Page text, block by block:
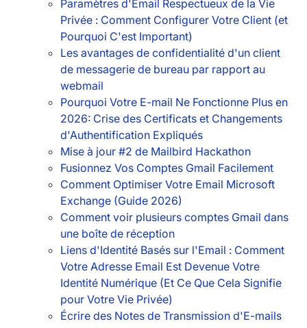
Paramètres d'Email Respectueux de la Vie
Privée : Comment Configurer Votre Client (et
Pourquoi C'est Important)
Les avantages de confidentialité d'un client
de messagerie de bureau par rapport au
webmail
Pourquoi Votre E-mail Ne Fonctionne Plus en
2026: Crise des Certificats et Changements
d'Authentification Expliqués
Mise à jour #2 de Mailbird Hackathon
Fusionnez Vos Comptes Gmail Facilement
Comment Optimiser Votre Email Microsoft
Exchange (Guide 2026)
Comment voir plusieurs comptes Gmail dans
une boîte de réception
Liens d'Identité Basés sur l'Email : Comment
Votre Adresse Email Est Devenue Votre
Identité Numérique (Et Ce Que Cela Signifie
pour Votre Vie Privée)
Écrire des Notes de Transmission d'E-mails